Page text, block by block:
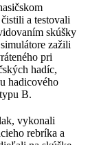
a testovali
skúšky
zažili
pri
hadíc,
hadicového
B.
vykonali
rebríka a